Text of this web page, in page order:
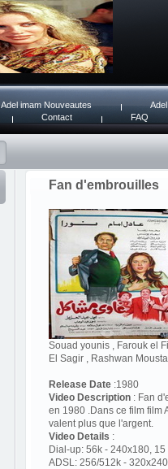
Adel imam Nouveautes
Contact FAQ
Fan d'embrouilles
Souad younis , Farouk el
El Sagir , Rashwan
Release Date :1980
Video Description : Fan
en 1980 .Dans ce film film
valent plus que l'argent.
Video Details :
Dial-up: 56k - 240x180,
ADSL: 256/512k -